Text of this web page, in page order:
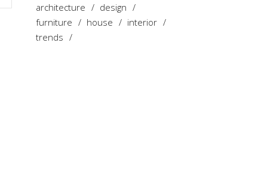
architecture
design
furniture
house
interior
trends